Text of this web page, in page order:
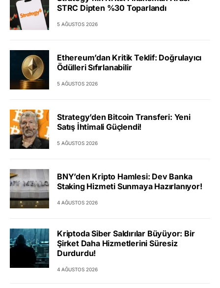
STRC Dipten %30 Toparlandı
5 AĞUSTOS 2026
Ethereum’dan Kritik Teklif: Doğrulayıcı
Ödülleri Sıfırlanabilir
5 AĞUSTOS 2026
Strategy’den Bitcoin Transferi: Yeni
Satış İhtimali Güçlendi!
5 AĞUSTOS 2026
BNY’den Kripto Hamlesi: Dev Banka
Staking Hizmeti Sunmaya Hazırlanıyor!
4 AĞUSTOS 2026
Kriptoda Siber Saldırılar Büyüyor: Bir
Şirket Daha Hizmetlerini Süresiz
Durdurdu!
4 AĞUSTOS 2026